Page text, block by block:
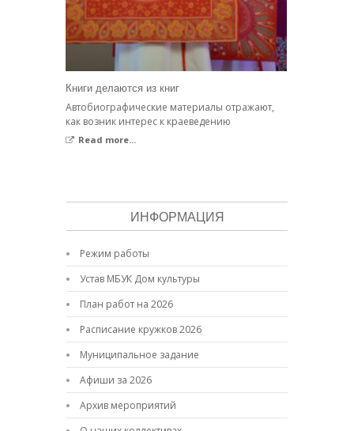
Книги делаются из книг
Автобиографические материалы отражают,
как возник интерес к краеведению
Read more...
ИНФОРМАЦИЯ
Режим работы
Устав МБУК Дом культуры
План работ на 2026
Расписание кружков 2026
Муниципальное задание
Афиши за 2026
Архив мероприятий